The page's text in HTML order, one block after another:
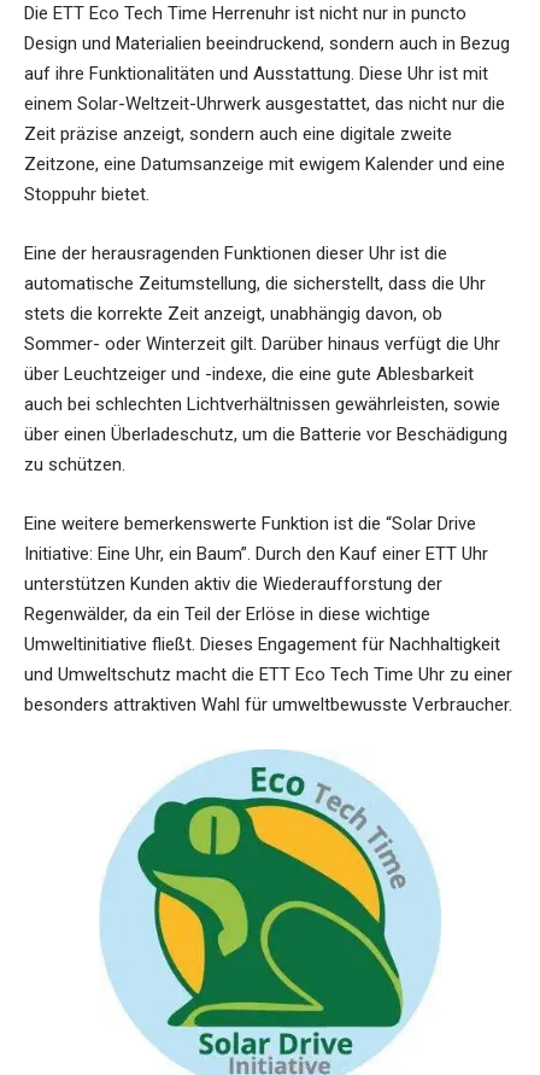
Die ETT Eco Tech Time Herrenuhr ist nicht nur in puncto
Design und Materialien beeindruckend, sondern auch in Bezug
auf ihre Funktionalitäten und Ausstattung. Diese Uhr ist mit
einem Solar-Weltzeit-Uhrwerk ausgestattet, das nicht nur die
Zeit präzise anzeigt, sondern auch eine digitale zweite
Zeitzone, eine Datumsanzeige mit ewigem Kalender und eine
Stoppuhr bietet.
Eine der herausragenden Funktionen dieser Uhr ist die
automatische Zeitumstellung, die sicherstellt, dass die Uhr
stets die korrekte Zeit anzeigt, unabhängig davon, ob
Sommer- oder Winterzeit gilt. Darüber hinaus verfügt die Uhr
über Leuchtzeiger und -indexe, die eine gute Ablesbarkeit
auch bei schlechten Lichtverhältnissen gewährleisten, sowie
über einen Überladeschutz, um die Batterie vor Beschädigung
zu schützen.
Eine weitere bemerkenswerte Funktion ist die “Solar Drive
Initiative: Eine Uhr, ein Baum”. Durch den Kauf einer ETT Uhr
unterstützen Kunden aktiv die Wiederaufforstung der
Regenwälder, da ein Teil der Erlöse in diese wichtige
Umweltinitiative fließt. Dieses Engagement für Nachhaltigkeit
und Umweltschutz macht die ETT Eco Tech Time Uhr zu einer
besonders attraktiven Wahl für umweltbewusste Verbraucher.